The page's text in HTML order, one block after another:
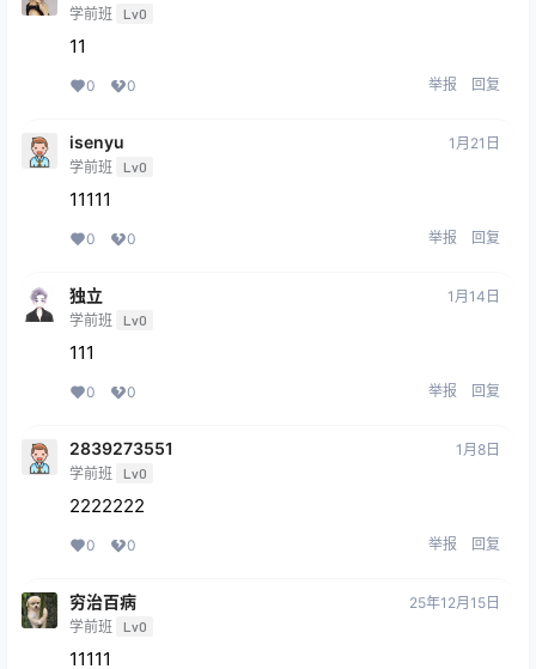
学前班 Lv0
11
0 0 举报 回复
isenyu
学前班 Lv0
1月21日
11111
0 0 举报 回复
独立
学前班 Lv0
1月14日
111
0 0 举报 回复
2839273551
学前班 Lv0
1月8日
2222222
0 0 举报 回复
穷治百病
学前班 Lv0
25年12月15日
11111